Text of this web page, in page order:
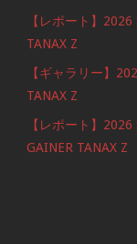
【レポート】
TANAX Z
【ギャラリー】
TANAX Z
【レポート】
GAINER TANAX Z